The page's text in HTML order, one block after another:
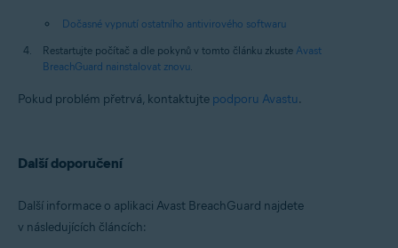
Dočasné vypnutí ostatního antivirového softwaru
Restartujte počítač a dle pokynů v tomto článku zkuste Avast
BreachGuard nainstalovat znovu
Pokud problém přetrvá, kontaktujte podporu Avastu.
Další doporučení
Další informace o aplikaci Avast BreachGuard najdete
v následujících článcích: